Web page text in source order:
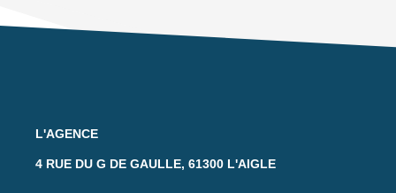
L'AGENCE
4 RUE DU G DE GAULLE, 61300 L'AIGLE